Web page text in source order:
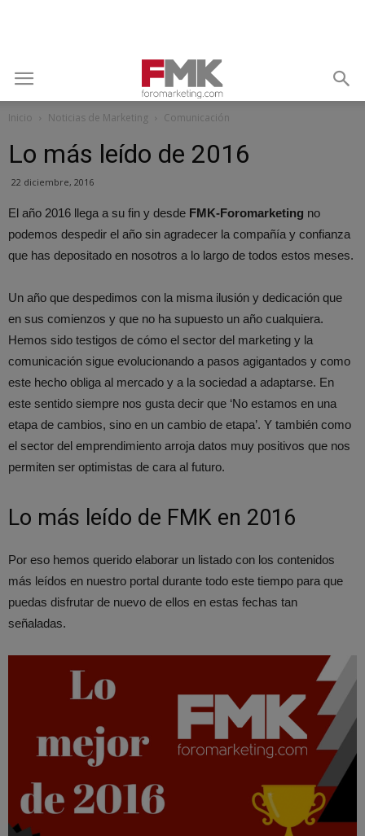
Inicio Noticias de Marketing Comunicación
Lo más leído de 2016
22 diciembre, 2016
El año 2016 llega a su fin y desde FMK-Foromarketing no
podemos despedir el año sin agradecer la compañía y confianza
que has depositado en nosotros a lo largo de todos estos meses.
Un año que despedimos con la misma ilusión y dedicación que
en sus comienzos y que no ha supuesto un año cualquiera.
Hemos sido testigos de cómo el sector del marketing y la
comunicación sigue evolucionando a pasos agigantados y como
este hecho obliga al mercado y a la sociedad a adaptarse. En
este sentido siempre nos gusta decir que ‘No estamos en una
etapa de cambios, sino en un cambio de etapa’. Y también como
el sector del emprendimiento arroja datos muy positivos que nos
permiten ser optimistas de cara al futuro.
Lo más leído de FMK en 2016
Por eso hemos querido elaborar un listado con los contenidos
más leídos en nuestro portal durante todo este tiempo para que
puedas disfrutar de nuevo de ellos en estas fechas tan
señaladas.